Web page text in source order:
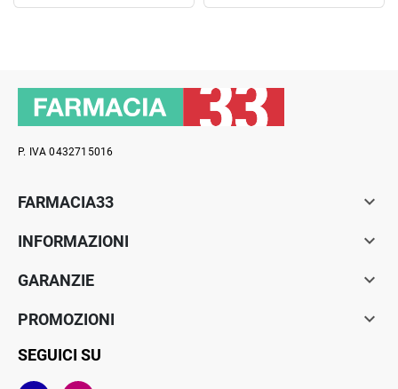
P. IVA 0432715016
FARMACIA33 
INFORMAZIONI 
GARANZIE 
PROMOZIONI 
SEGUICI SU